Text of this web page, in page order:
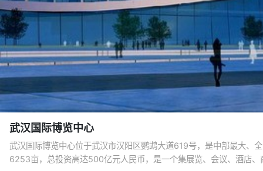
武汉国际博览中心
武汉国际博览中心位于武汉市汉阳区鹦鹉大道619号，是中部最大、
6253亩，总投资高达500亿元人民币，是一个集展览、会议、酒店